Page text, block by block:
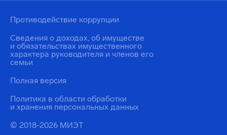
© 2018-2026 МИЭТ
Политика в области обработки
и хранения персональных данных
Противодействие коррупции
Сведения о доходах, об имуществе
и обязательствах имущественного
характера руководителя и членов его
семьи
Полная версия